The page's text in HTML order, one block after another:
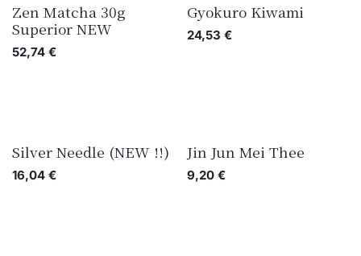
Zen Matcha 30g
Superior NEW
52,74 €
Gyokuro Kiwami
24,53 €
Silver Needle (NEW !!)
16,04 €
Jin Jun Mei Thee
9,20€